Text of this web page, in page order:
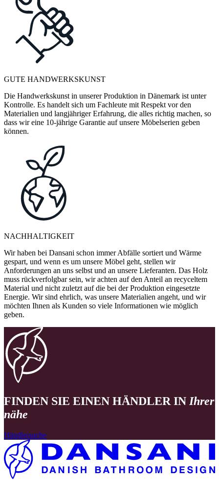
GUTE HANDWERKSKUNST
Die Handwerkskunst in unserer Produktion in Dänemark ist unter
Kontrolle. Es handelt sich um Fachleute mit Respekt vor den
Materialien und langjähriger Erfahrung, die alles richtig machen, so
dass wir eine 10-jährige Garantie auf unsere Möbelserien geben
können.
NACHHALTIGKEIT
Wir haben bei Dansani schon immer Abfälle sortiert und Wärme
gespart, und wenn es um unsere Möbel geht, stellen wir
Anforderungen an uns selbst und an unsere Lieferanten. Das Holz
muss rückverfolgbar sein, wir achten auf den Anteil an recyceltem
Material und nicht zuletzt auf die bei der Produktion eingesetzte
Energie. Wir sind ehrlich, was unsere Materialien angeht, und wir
möchten Ihnen als Kunden so viele Informationen wie möglich
geben.
FINDEN SIE EINEN HÄNDLER IN Ihrer
nähe
Händlersuche